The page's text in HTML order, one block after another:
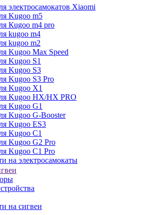
электросамокатов Xiaomi
Kugoo m5
Кugoo m4 pro
kugoo m4
kugoo m2
Kugoo Max Speed
Kugoo S1
Kugoo S3
Kugoo S3 Pro
Kugoo X1
Kugoo HX/HX PRO
Kugoo G1
Kugoo G-Booster
Kugoo ES3
Kugoo C1
Kugoo G2 Pro
Kugoo C1 Pro
на электросамокаты
на сигвеи